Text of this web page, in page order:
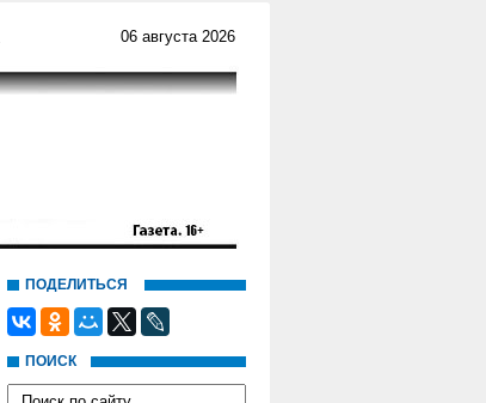
06 августа 2026
ПОДЕЛИТЬСЯ
ПОИСК